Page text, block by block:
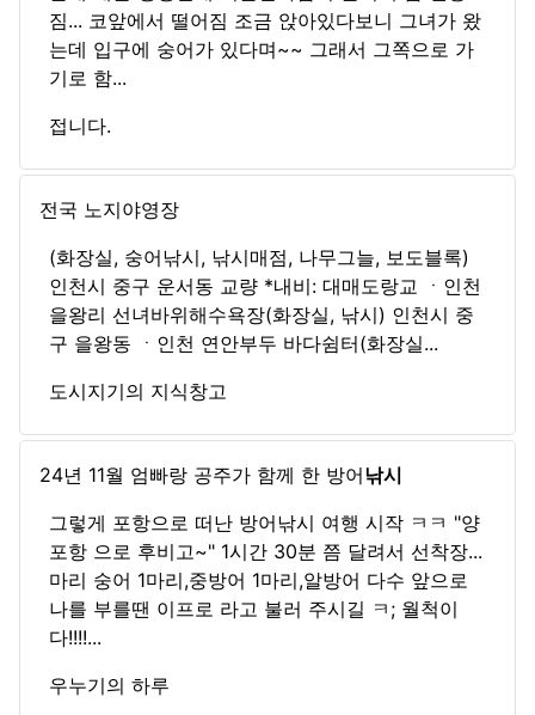
짐... 코앞에서 떨어짐 조금 앉아있다보니 그녀가 왔
는데 입구에 숭어가 있다며~~ 그래서 그쪽으로 가
기로 함...
접니다.
전국 노지야영장
(화장실, 숭어낚시, 낚시매점, 나무그늘, 보도블록)
인천시 중구 운서동 교량 *내비: 대매도랑교 ㆍ인천
을왕리 선녀바위해수욕장(화장실, 낚시) 인천시 중
구 을왕동 ㆍ인천 연안부두 바다쉼터(화장실...
도시지기의 지식창고
24년 11월 엄빠랑 공주가 함께 한 방어낚시
그렇게 포항으로 떠난 방어낚시 여행 시작 ㅋㅋ "양
포항 으로 후비고~" 1시간 30분 쯤 달려서 선착장...
마리 숭어 1마리,중방어 1마리,알방어 다수 앞으로
나를 부를땐 이프로 라고 불러 주시길 ㅋ; 월척이
다!!!!...
우누기의 하루